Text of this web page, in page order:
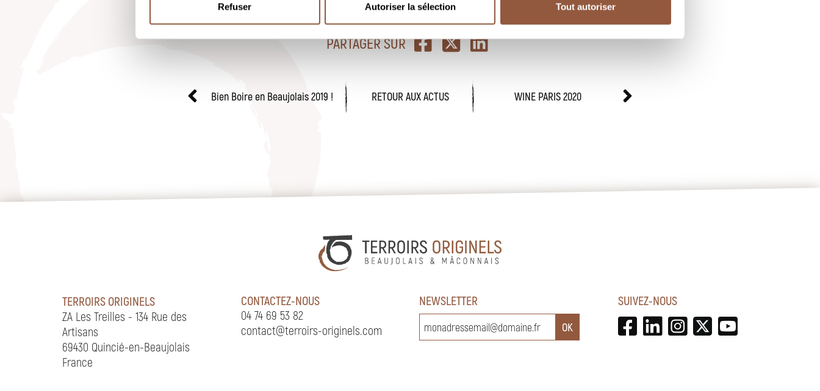
Refuser Autoriser la sélection Tout autoriser
PARTAGER SUR
Bien Boire en Beaujolais 2019 ! RETOUR AUX ACTUS WINE PARIS 2020
TERROIRS ORIGINELS
ZA Les Treilles - 134 Rue des
Artisans
69430 Quincié-en-Beaujolais
France
CONTACTEZ-NOUS
04 74 69 53 82
contact@terroirs-originels.com
NEWSLETTER SUIVEZ-NOUS